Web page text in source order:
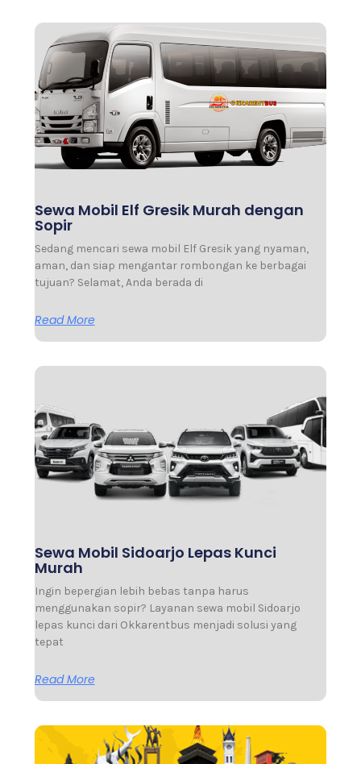
Sewa Mobil Elf Gresik Murah dengan
Sopir
Sedang mencari sewa mobil Elf Gresik yang nyaman,
aman, dan siap mengantar rombongan ke berbagai
tujuan? Selamat, Anda berada di
Read More
Sewa Mobil Sidoarjo Lepas Kunci
Murah
Ingin bepergian lebih bebas tanpa harus
menggunakan sopir? Layanan sewa mobil Sidoarjo
lepas kunci dari Okkarentbus menjadi solusi yang
tepat
Read More